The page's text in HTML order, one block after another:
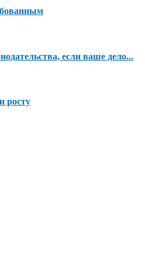
если ваше дело...
росту